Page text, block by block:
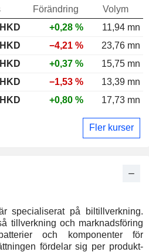
specialiserat på biltillverkning.
tillverkning och marknadsföring
och komponenter för
fördelar sig per produkt-
Förändring
Volym
HKD +0,28 %
11,94 mn
−4,21 %
23,76 mn
+0,37 %
15,75 mn
−1,53 %
13,39 mn
+0,80 % 17,73 mn
Fler kurser